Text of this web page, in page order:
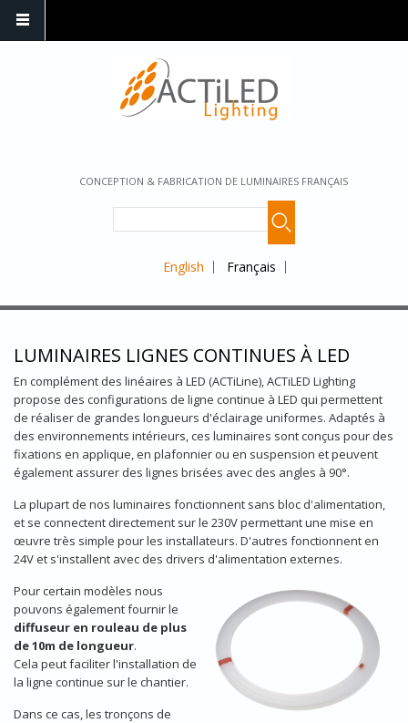
CONCEPTION & FABRICATION DE LUMINAIRES FRANÇAIS
English Français
LUMINAIRES LIGNES CONTINUES À LED
En complément des linéaires à LED (ACTiLine), ACTiLED Lighting
propose des configurations de ligne continue à LED qui permettent
de réaliser de grandes longueurs d'éclairage uniformes. Adaptés à
des environnements intérieurs, ces luminaires sont conçus pour des
fixations en applique, en plafonnier ou en suspension et peuvent
également assurer des lignes brisées avec des angles à 90°.
La plupart de nos luminaires fonctionnent sans bloc d'alimentation,
et se connectent directement sur le 230V permettant une mise en
œuvre très simple pour les installateurs. D'autres fonctionnent en
24V et s'installent avec des drivers d'alimentation externes.
Pour certain modèles nous
pouvons également fournir le
diffuseur en rouleau de plus
de 10m de longueur.
Cela peut faciliter l'installation de
la ligne continue sur le chantier.
Dans ce cas, les tronçons de